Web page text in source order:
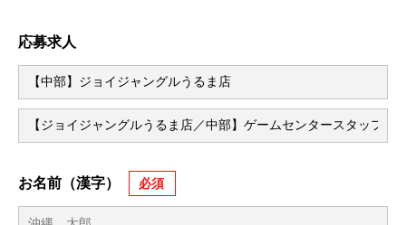
応募求人
お名前（漢字）